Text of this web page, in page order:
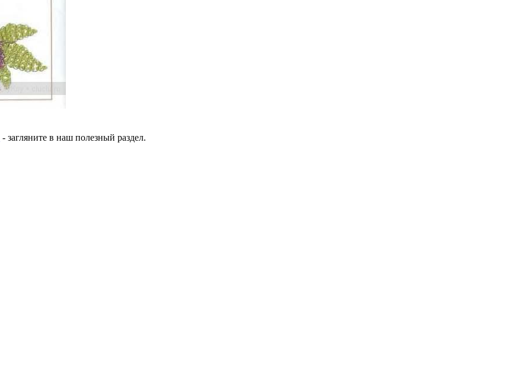
- загляните в наш полезный раздел.